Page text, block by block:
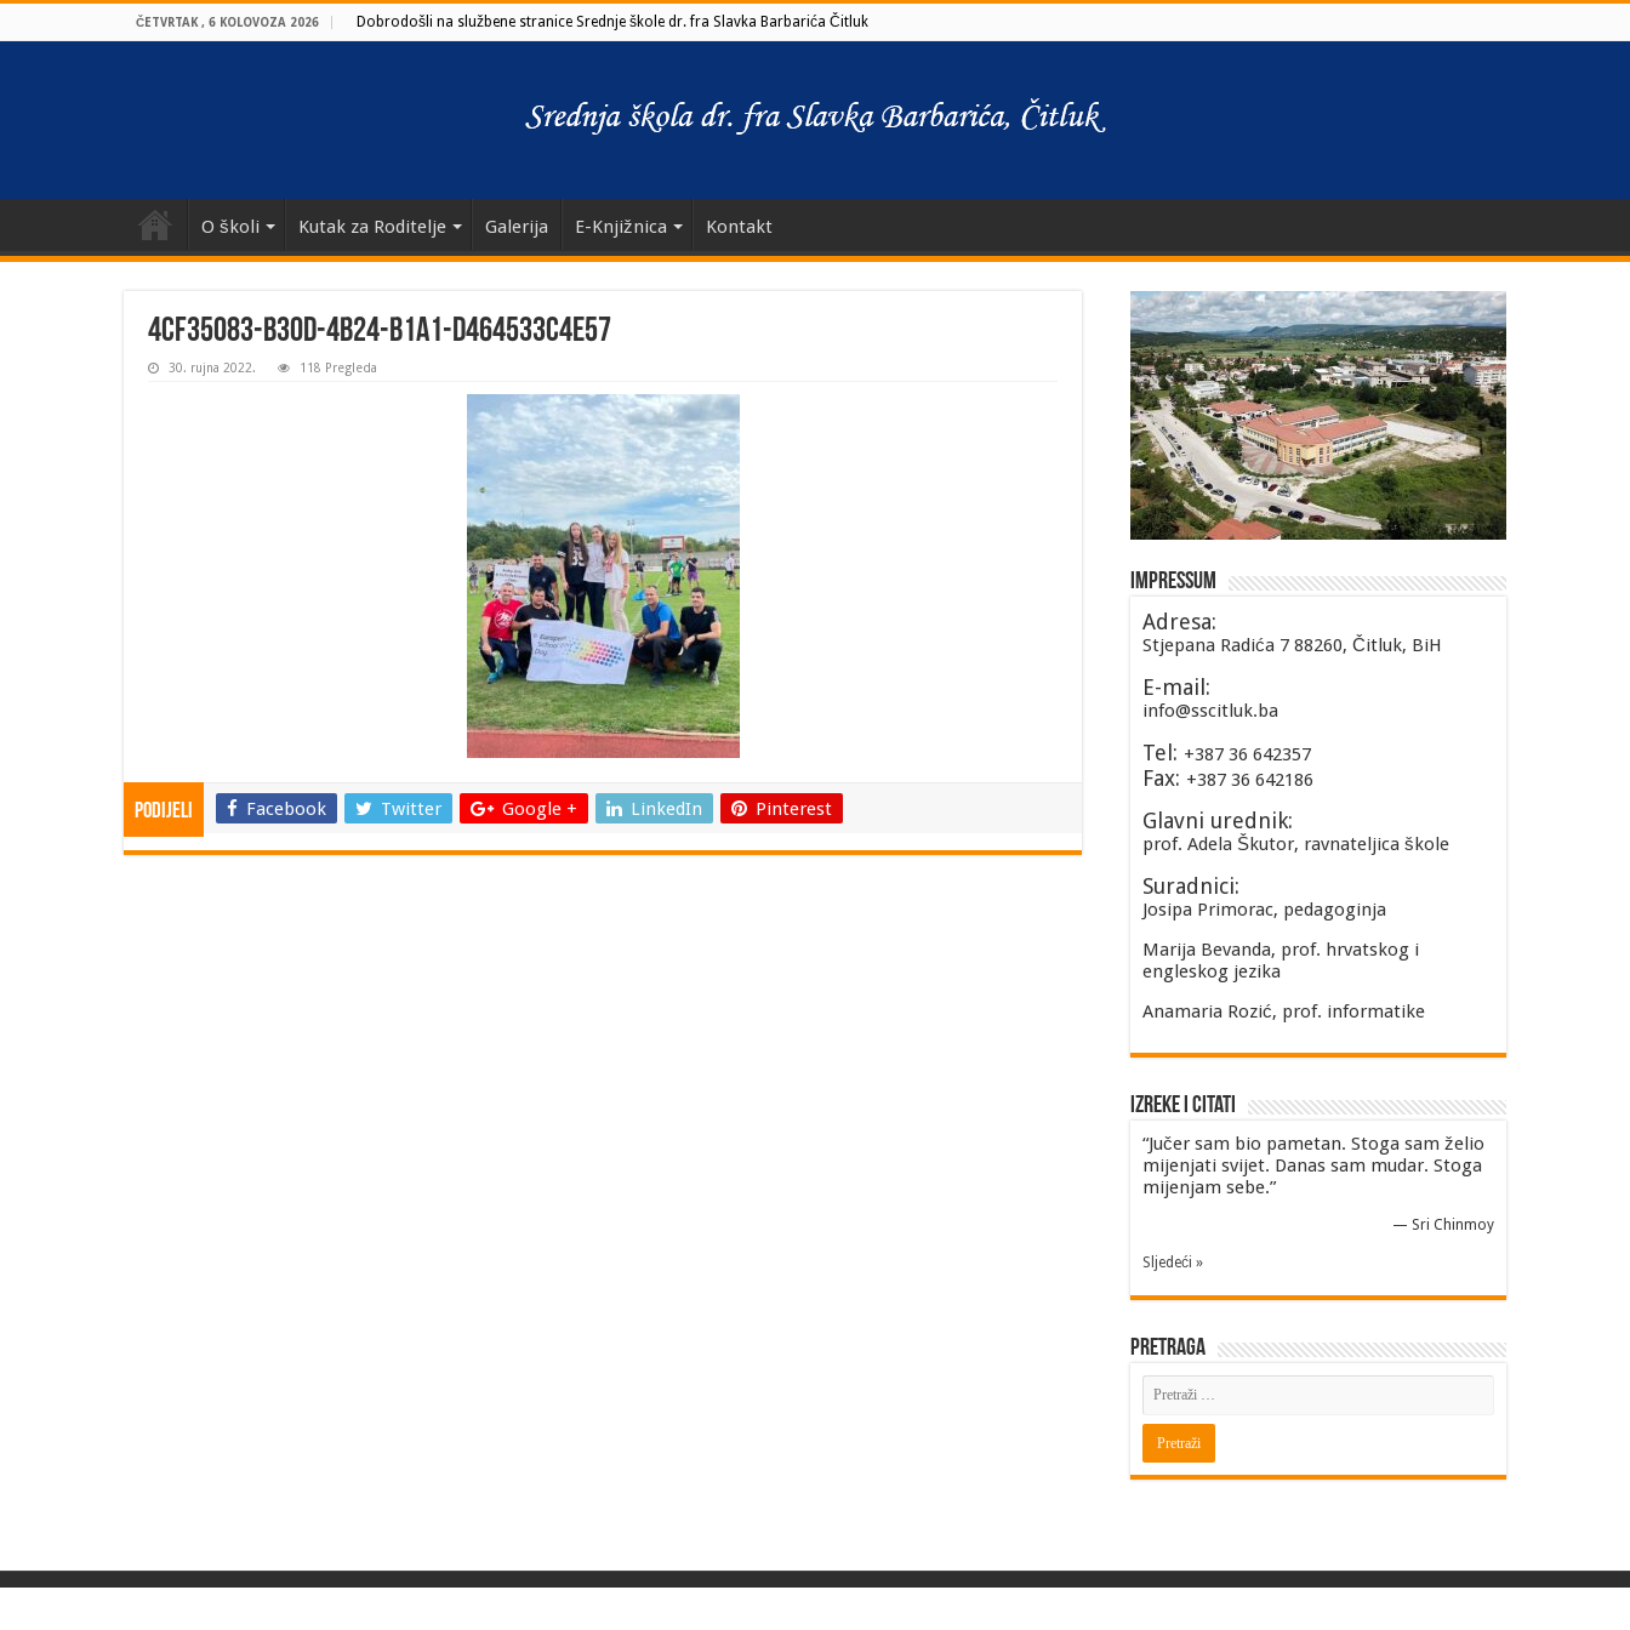
ČETVRTAK , 6 KOLOVOZA 2026 Dobrodošli na službene stranice Srednje škole dr. fra Slavka Barbarića Čitluk
O školi Kutak za Roditelje Galerija E-Knjižnica Kontakt
4cf35083-b30d-4b24-b1a1-d464533c4e57
30. rujna 2022. 118 Pregleda
Podijeli Facebook Twitter Google + LinkedIn Pinterest
Impressum
Adresa:
Stjepana Radića 7 88260, Čitluk, BiH
E-mail:
info@sscitluk.ba
Tel: +387 36 642357
Fax: +387 36 642186
Glavni urednik:
prof. Adela Škutor, ravnateljica škole
Suradnici:
Josipa Primorac, pedagoginja
Marija Bevanda, prof. hrvatskog i
engleskog jezika
Anamaria Rozić, prof. informatike
Izreke i Citati
“Jučer sam bio pametan. Stoga sam želio
mijenjati svijet. Danas sam mudar. Stoga
mijenjam sebe.”
— Sri Chinmoy
Sljedeći »
Pretraga